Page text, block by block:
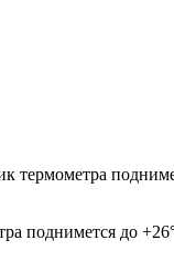
термометра
поднимется до